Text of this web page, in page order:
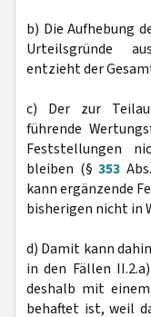
b) Die Aufhebung
Urteilsgründe
entzieht der
c) Der zur
führende
Feststellungen
bleiben (§ 353
kann ergänzende
bisherigen nicht in
d) Damit kann
in den Fällen
deshalb mit
behaftet ist, weil